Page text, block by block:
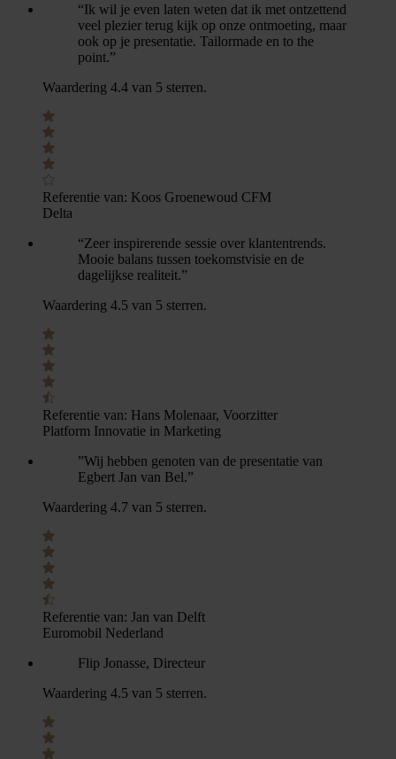
“Ik wil je even laten weten dat ik met ontzettend
veel plezier terug kijk op onze ontmoeting, maar
ook op je presentatie. Tailormade en to the
point.”
Waardering 4.4 van 5 sterren.
Referentie van: Koos Groenewoud CFM
Delta
“Zeer inspirerende sessie over klantentrends.
Mooie balans tussen toekomstvisie en de
dagelijkse realiteit.”
Waardering 4.5 van 5 sterren.
Referentie van: Hans Molenaar, Voorzitter
Platform Innovatie in Marketing
”Wij hebben genoten van de presentatie van
Egbert Jan van Bel.”
Waardering 4.7 van 5 sterren.
Referentie van: Jan van Delft
Euromobil Nederland
Flip Jonasse, Directeur
Waardering 4.5 van 5 sterren.